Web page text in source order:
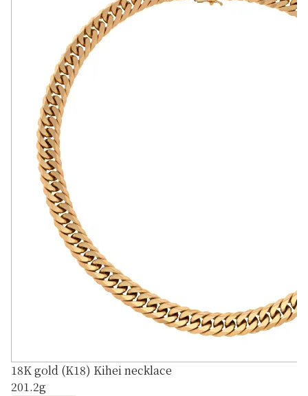
18K gold (K18) Kihei necklace
201.2g